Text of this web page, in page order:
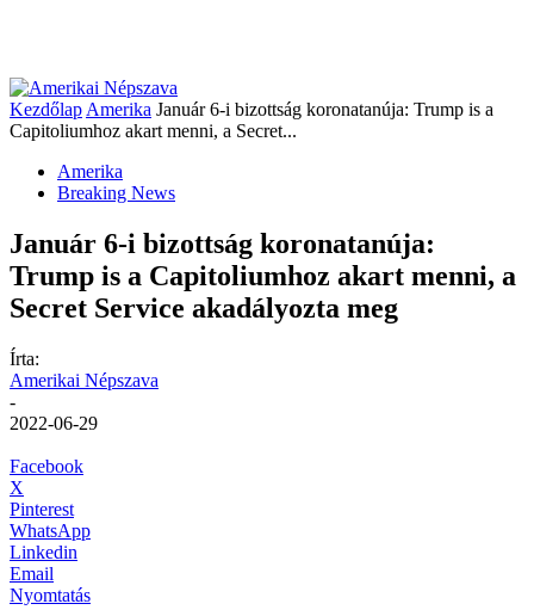
Kezdőlap Amerika Január 6-i bizottság koronatanúja: Trump is a
Capitoliumhoz akart menni, a Secret...
Amerika
Breaking News
Január 6-i bizottság koronatanúja:
Trump is a Capitoliumhoz akart menni, a
Secret Service akadályozta meg
Írta:
Amerikai Népszava
-
2022-06-29
Facebook
X
Pinterest
WhatsApp
Linkedin
Email
Nyomtatás